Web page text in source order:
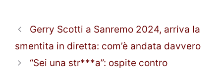
Gerry Scotti a Sanremo 2024, arriva la
smentita in diretta: com’è andata davvero
“Sei una str***a”: ospite contro